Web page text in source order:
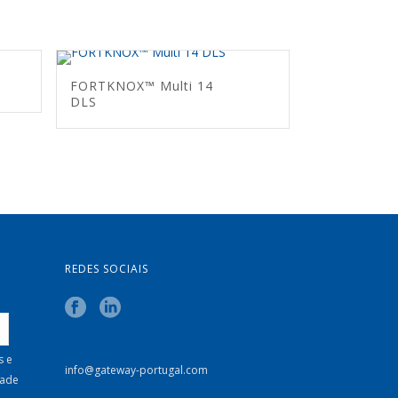
FORTKNOX™ Multi 14
DLS
e
REDES SOCIAIS
info@gateway-portugal.com